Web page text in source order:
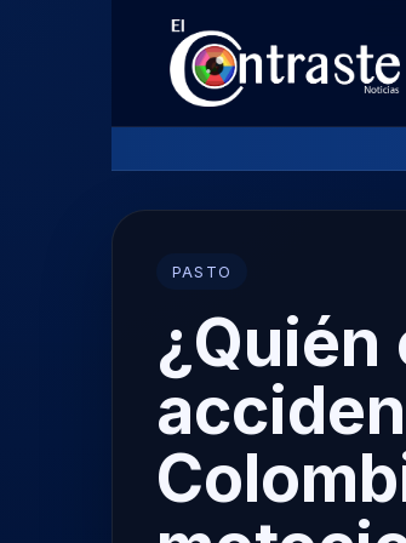
PASTO
¿Quién